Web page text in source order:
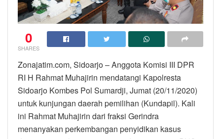
0
SHARES
Zonajatim.com, Sidoarjo – Anggota Komisi III DPR
RI H Rahmat Muhajirin mendatangi Kapolresta
Sidoarjo Kombes Pol Sumardji, Jumat (20/11/2020)
untuk kunjungan daerah pemilihan (Kundapil). Kali
ini Rahmat Muhajirin dari fraksi Gerindra
menanyakan perkembangan penyidikan kasus